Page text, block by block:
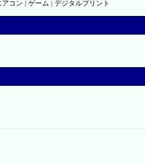
コン | ゲーム | デジタルプリント